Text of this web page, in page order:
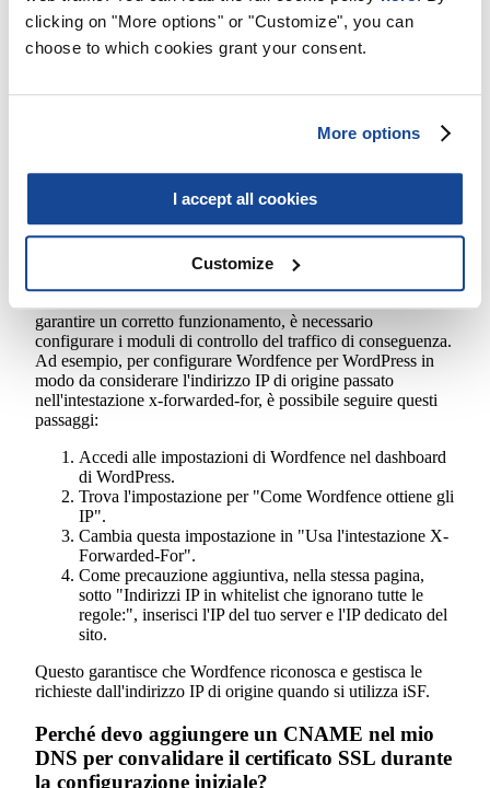
clicking on "More options" or "Customize", you can
choose to which cookies grant your consent.
More options
I accept all cookies
Customize
WebARX (WordPress, Joomla)
di configurare il DNS di CloudFlare in modo da puntare a
consultaquesta pagina.
Posso integrare iSF con il sistema di controllo
del traffico del mio CMS?
garantire un corretto funzionamento, è necessario
configurare i moduli di controllo del traffico di conseguenza.
Ad esempio, per configurare Wordfence per WordPress in
modo da considerare l'indirizzo IP di origine passato
nell'intestazione x-forwarded-for, è possibile seguire questi
passaggi:
Accedi alle impostazioni di Wordfence nel dashboard
di WordPress.
Trova l'impostazione per "Come Wordfence ottiene gli
IP".
Cambia questa impostazione in "Usa l'intestazione X-
Forwarded-For".
Come precauzione aggiuntiva, nella stessa pagina,
sotto "Indirizzi IP in whitelist che ignorano tutte le
regole:", inserisci l'IP del tuo server e l'IP dedicato del
sito.
Questo garantisce che Wordfence riconosca e gestisca le
richieste dall'indirizzo IP di origine quando si utilizza iSF.
Perché devo aggiungere un CNAME nel mio
DNS per convalidare il certificato SSL durante
la configurazione iniziale?